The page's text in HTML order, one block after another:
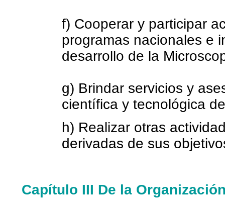
f) Cooperar y participar
programas nacionales e
desarrollo de la
g) Brindar servicios y
científica y tecnológica
h) Realizar otras
derivadas de sus
Capítulo III De la